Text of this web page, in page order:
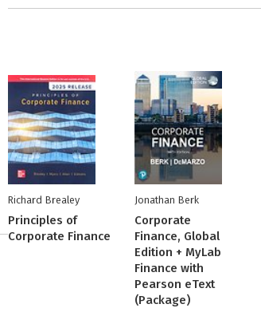
Richard Brealey
Principles of
Corporate Finance
Jonathan Berk
Corporate
Finance, Global
Edition + MyLab
Finance with
Pearson eText
(Package)